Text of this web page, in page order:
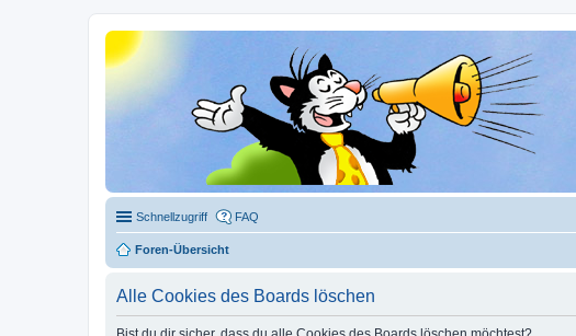
Schnellzugriff FAQ
Foren-Übersicht
Alle Cookies des Boards löschen